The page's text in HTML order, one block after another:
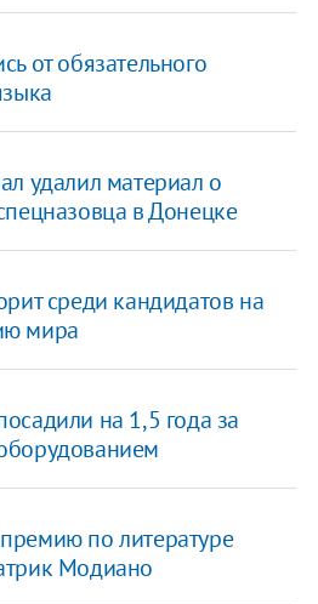
от обязательного
удалил материал о
в Донецке
среди кандидатов на
мира
на 1,5 года за
по литературе
Модиано